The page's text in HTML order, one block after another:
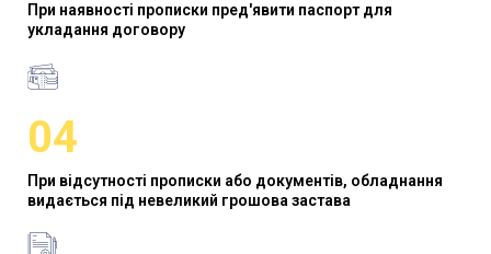
При наявності прописки пред'явити паспорт для
укладання договору
04
При відсутності прописки або документів, обладнання
видається під невеликий грошова застава